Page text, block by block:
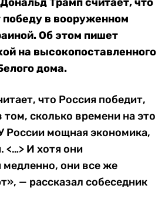
в вооруженном
Об этом пишет
на высокопоставленного
дома.
что Россия победит,
сколько времени на это
России мощная экономика,
<…> И хотя они
медленно, они все же
— рассказал собеседник